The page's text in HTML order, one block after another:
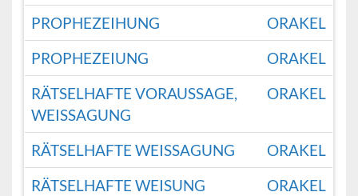
PROPHEZEIHUNG
ORAKEL
PROPHEZEIUNG
ORAKEL
RÄTSELHAFTE VORAUSSAGE,
WEISSAGUNG
ORAKEL
RÄTSELHAFTE WEISSAGUNG
ORAKEL
RÄTSELHAFTE WEISUNG
ORAKEL